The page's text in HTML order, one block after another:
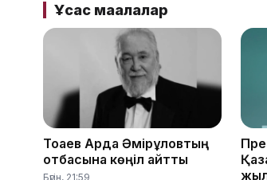
Ұқсас мақалалар
Тоқаев Ардақ Әмірқұловтың
отбасына көңіл айтты
Бүгін, 21:59